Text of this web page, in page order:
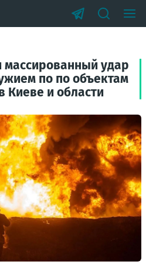
массированный удар
по по объектам
Киеве и области